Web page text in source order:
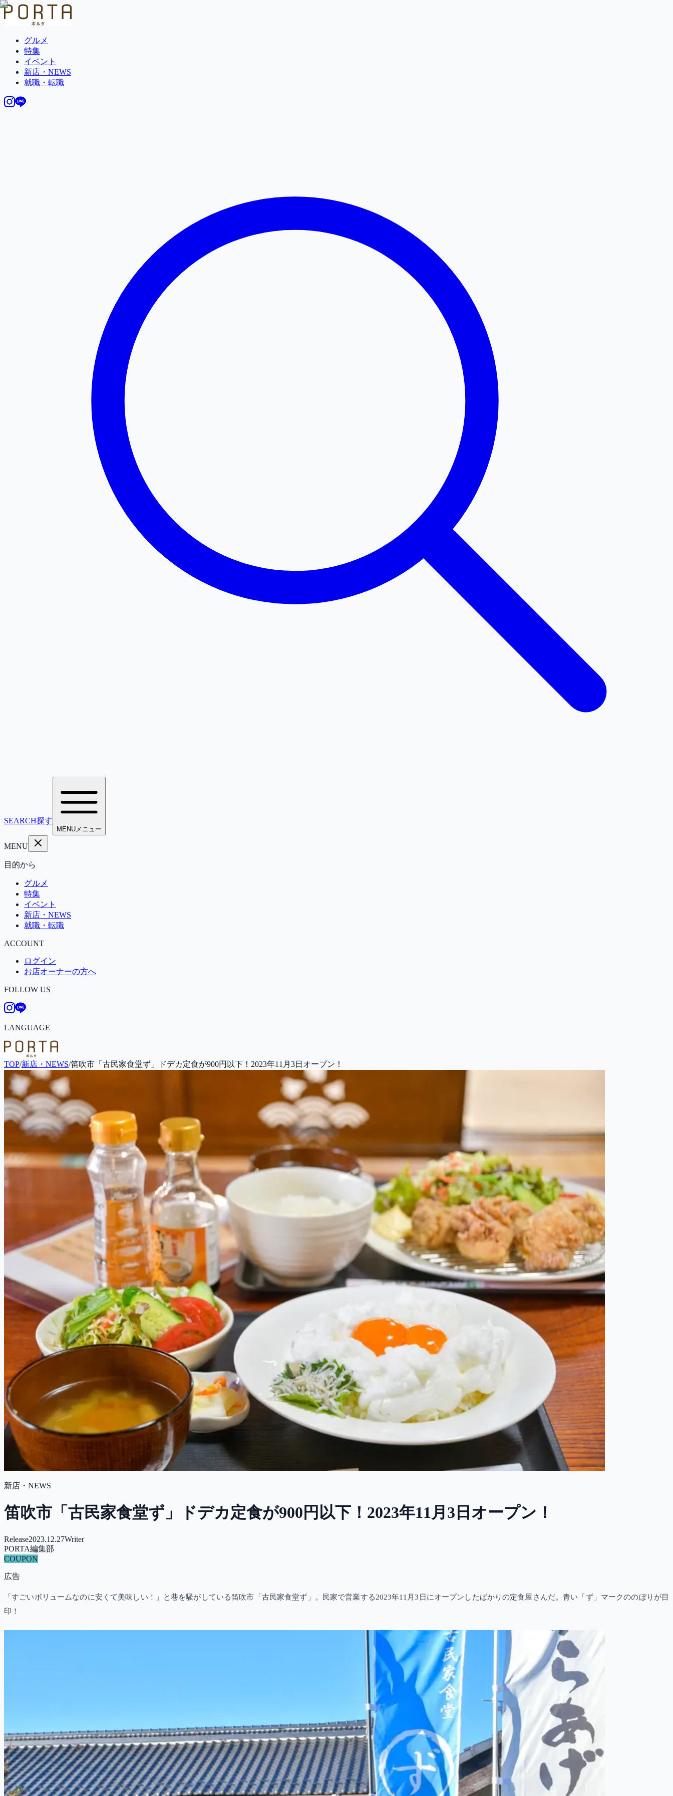
グルメ
特集
イベント
新店・NEWS
就職・転職
SEARCH探す
MENUメニュー
MENU
目的から
グルメ
特集
イベント
新店・NEWS
就職・転職
ACCOUNT
ログイン
お店オーナーの方へ
FOLLOW US
LANGUAGE
TOP/新店・NEWS/笛吹市「古民家食堂ず」ドデカ定食が900円以下！2023年11月3日オープン！
新店・NEWS
笛吹市「古民家食堂ず」ドデカ定食が900円以下！2023年11月3日オープン！
Release2023.12.27Writer
PORTA編集部
COUPON
広告
「すごいボリュームなのに安くて美味しい！」と巷を騒がしている笛吹市「古民家食堂ず」。民家で営業する2023年11月3日にオープンしたばかりの定食屋さんだ。青い「ず」マークののぼりが目
印！